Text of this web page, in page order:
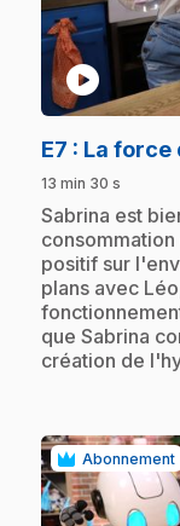
play_circle
E7 : La force
13 min 30 s
.Sabrina est
positif sur
plans avec
que Sabrina
création de
Abonnement